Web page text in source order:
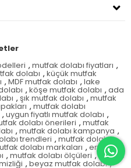
, mutfak dolabı fiyatları ,
dolabı , küçük mutfak
, MDF mutfak dolabı , lake
, köşe mutfak dolabı , ada
, şık mutfak dolabı , mutfak
, mutfak dolabı
, uygun fiyatlı mutfak dolabı ,
dolabı önerileri , mutfak
, mutfak dolabı kampanya ,
trendleri , mutfak dolabı
dolabı markaları , en ucuz
, mutfak dolabı ölçüleri ,mutfak
, beyaz mutfak dolabı ,